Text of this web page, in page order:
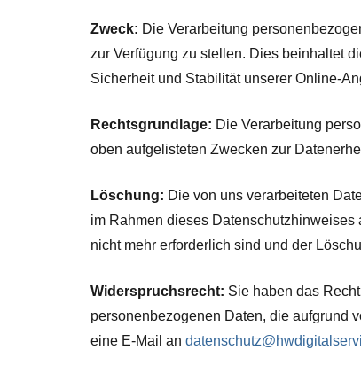
Zweck: Die Verarbeitung
zur Verfügung zu stellen. Dies beinhaltet
Sicherheit und Stabilität unserer Online-
Rechtsgrundlage: Die Verarbeitung
oben aufgelisteten Zwecken zur
Löschung: Die von uns verarbeiteten
im Rahmen dieses
nicht mehr erforderlich sind und der
Widerspruchsrecht: Sie haben das
personenbezogenen Daten, die aufgrund
eine E-Mail an